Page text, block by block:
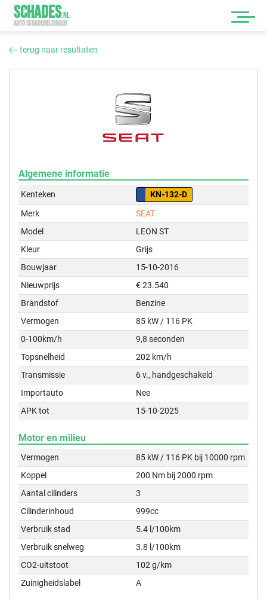
SCHADES.NL
AUTO SCHADEMELDINGEN
terug naar resultaten
Algemene informatie
Kenteken
KN-132-D
Merk
SEAT
Model
LEON ST
Kleur
Grijs
Bouwjaar
15-10-2016
Nieuwprijs
€ 23.540
Brandstof
Benzine
Vermogen
85 kW / 116 PK
0-100km/h
9,8 seconden
Topsnelheid
202 km/h
Transmissie
6 v., handgeschakeld
Importauto
Nee
APK tot
15-10-2025
Motor en milieu
Vermogen
85 kW / 116 PK bij 10000 rpm
Koppel
200 Nm bij 2000 rpm
Aantal cilinders
3
Cilinderinhoud
999cc
Verbruik stad
5.4 l/100km
Verbruik snelweg
3.8 l/100km
CO2-uitstoot
102 g/km
Zuinigheidslabel
A